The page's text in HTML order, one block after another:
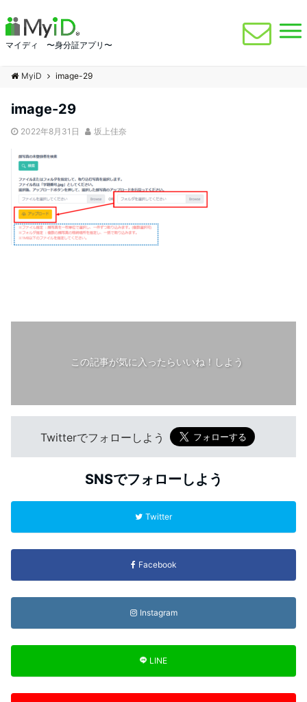
マイディ 〜身分証アプリ〜
MyiD image-29
image-29
2022年8月31日 坂上佳奈
この記事が気に入ったらいいね！しよう
Twitterでフォローしよう
SNSでフォローしよう
Twitter
Facebook
Instagram
LINE